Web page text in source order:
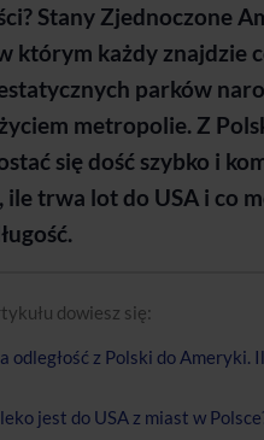
Stany Zjednoczone
którym każdy znajdzie
parków
metropolie. Z
się dość szybko i
ile trwa lot do USA i co
dowiesz się:
odległość z Polski do Ameryki.
jest do USA z miast w